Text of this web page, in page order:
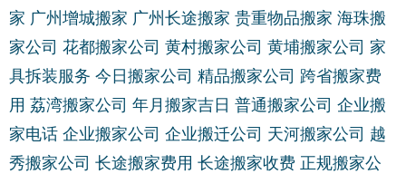
家 广州增城搬家 广州长途搬家 贵重物品搬家 海珠搬
家公司 花都搬家公司 黄村搬家公司 黄埔搬家公司 家
具拆装服务 今日搬家公司 精品搬家公司 跨省搬家费
用 荔湾搬家公司 年月搬家吉日 普通搬家公司 企业搬
家电话 企业搬家公司 企业搬迁公司 天河搬家公司 越
秀搬家公司 长途搬家费用 长途搬家收费 正规搬家公